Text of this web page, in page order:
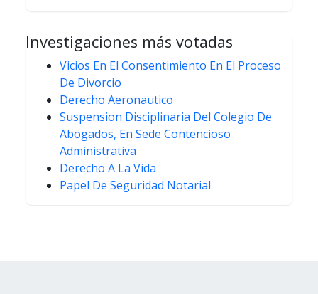
Investigaciones más votadas
Vicios En El Consentimiento En El Proceso
De Divorcio
Derecho Aeronautico
Suspension Disciplinaria Del Colegio De
Abogados, En Sede Contencioso
Administrativa
Derecho A La Vida
Papel De Seguridad Notarial